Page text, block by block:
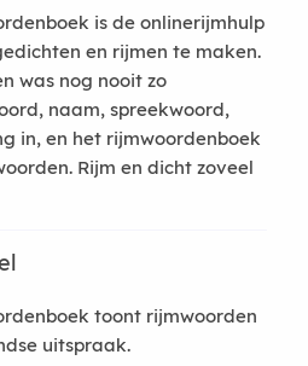
is de onlinerijmhulp
en rijmen te maken.
was nog nooit zo
naam, spreekwoord,
in, en het rijmwoordenboek
Rijm en dicht zoveel
toont rijmwoorden
uitspraak.